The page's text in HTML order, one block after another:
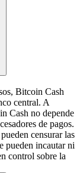
Bitcoin Cash
central. A
Cash no depende
de pagos.
censurar las
pueden incautar ni
control sobre la